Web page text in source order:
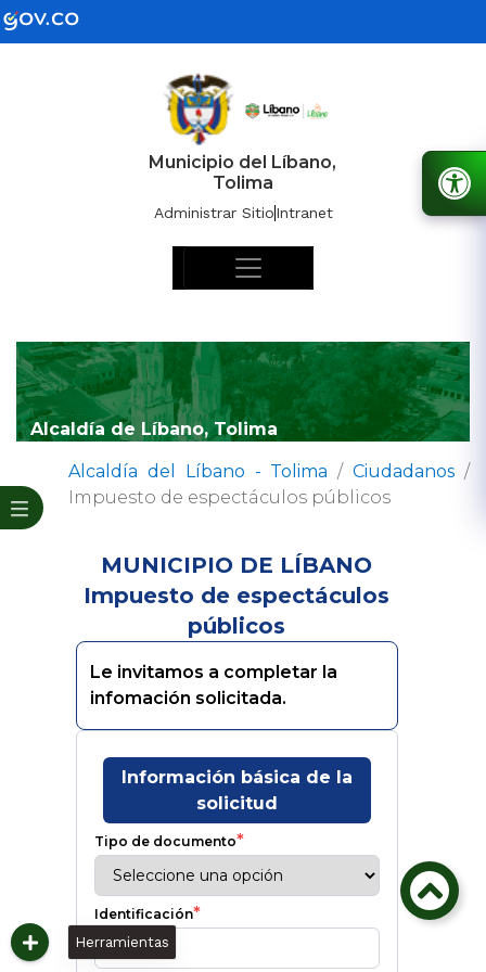
Municipio del Líbano,
Tolima
Administrar SitioIntranet
Alcaldía de Líbano, Tolima
Alcaldía del Líbano - Tolima /Ciudadanos /
Impuesto de espectáculos públicos
Herramientas